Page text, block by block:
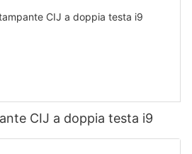
CIJ a doppia testa i9